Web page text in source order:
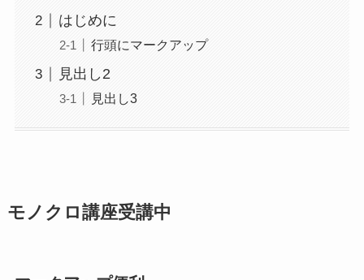
はじめに
行頭にマークアップ
見出し2
見出し3
モノクロ講座受講中